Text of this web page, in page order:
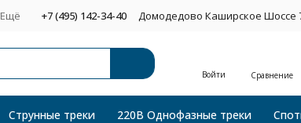
Ещё +7 (495) 142-34-40 Домодедово Каширское Шоссе
Войти Сравнение
Струнные треки 220В Однофазные треки